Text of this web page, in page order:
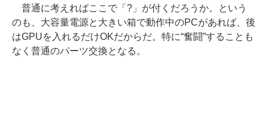
普通に考えればここで「?」が付くだろうか。という
のも、大容量電源と大きい箱で動作中のPCがあれば、後
はGPUを入れるだけOKだからだ。特に“奮闘”することも
なく普通のパーツ交換となる。